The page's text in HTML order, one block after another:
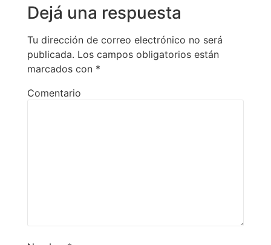
Dejá una respuesta
Tu dirección de correo electrónico no será
publicada. Los campos obligatorios están
marcados con *
Comentario